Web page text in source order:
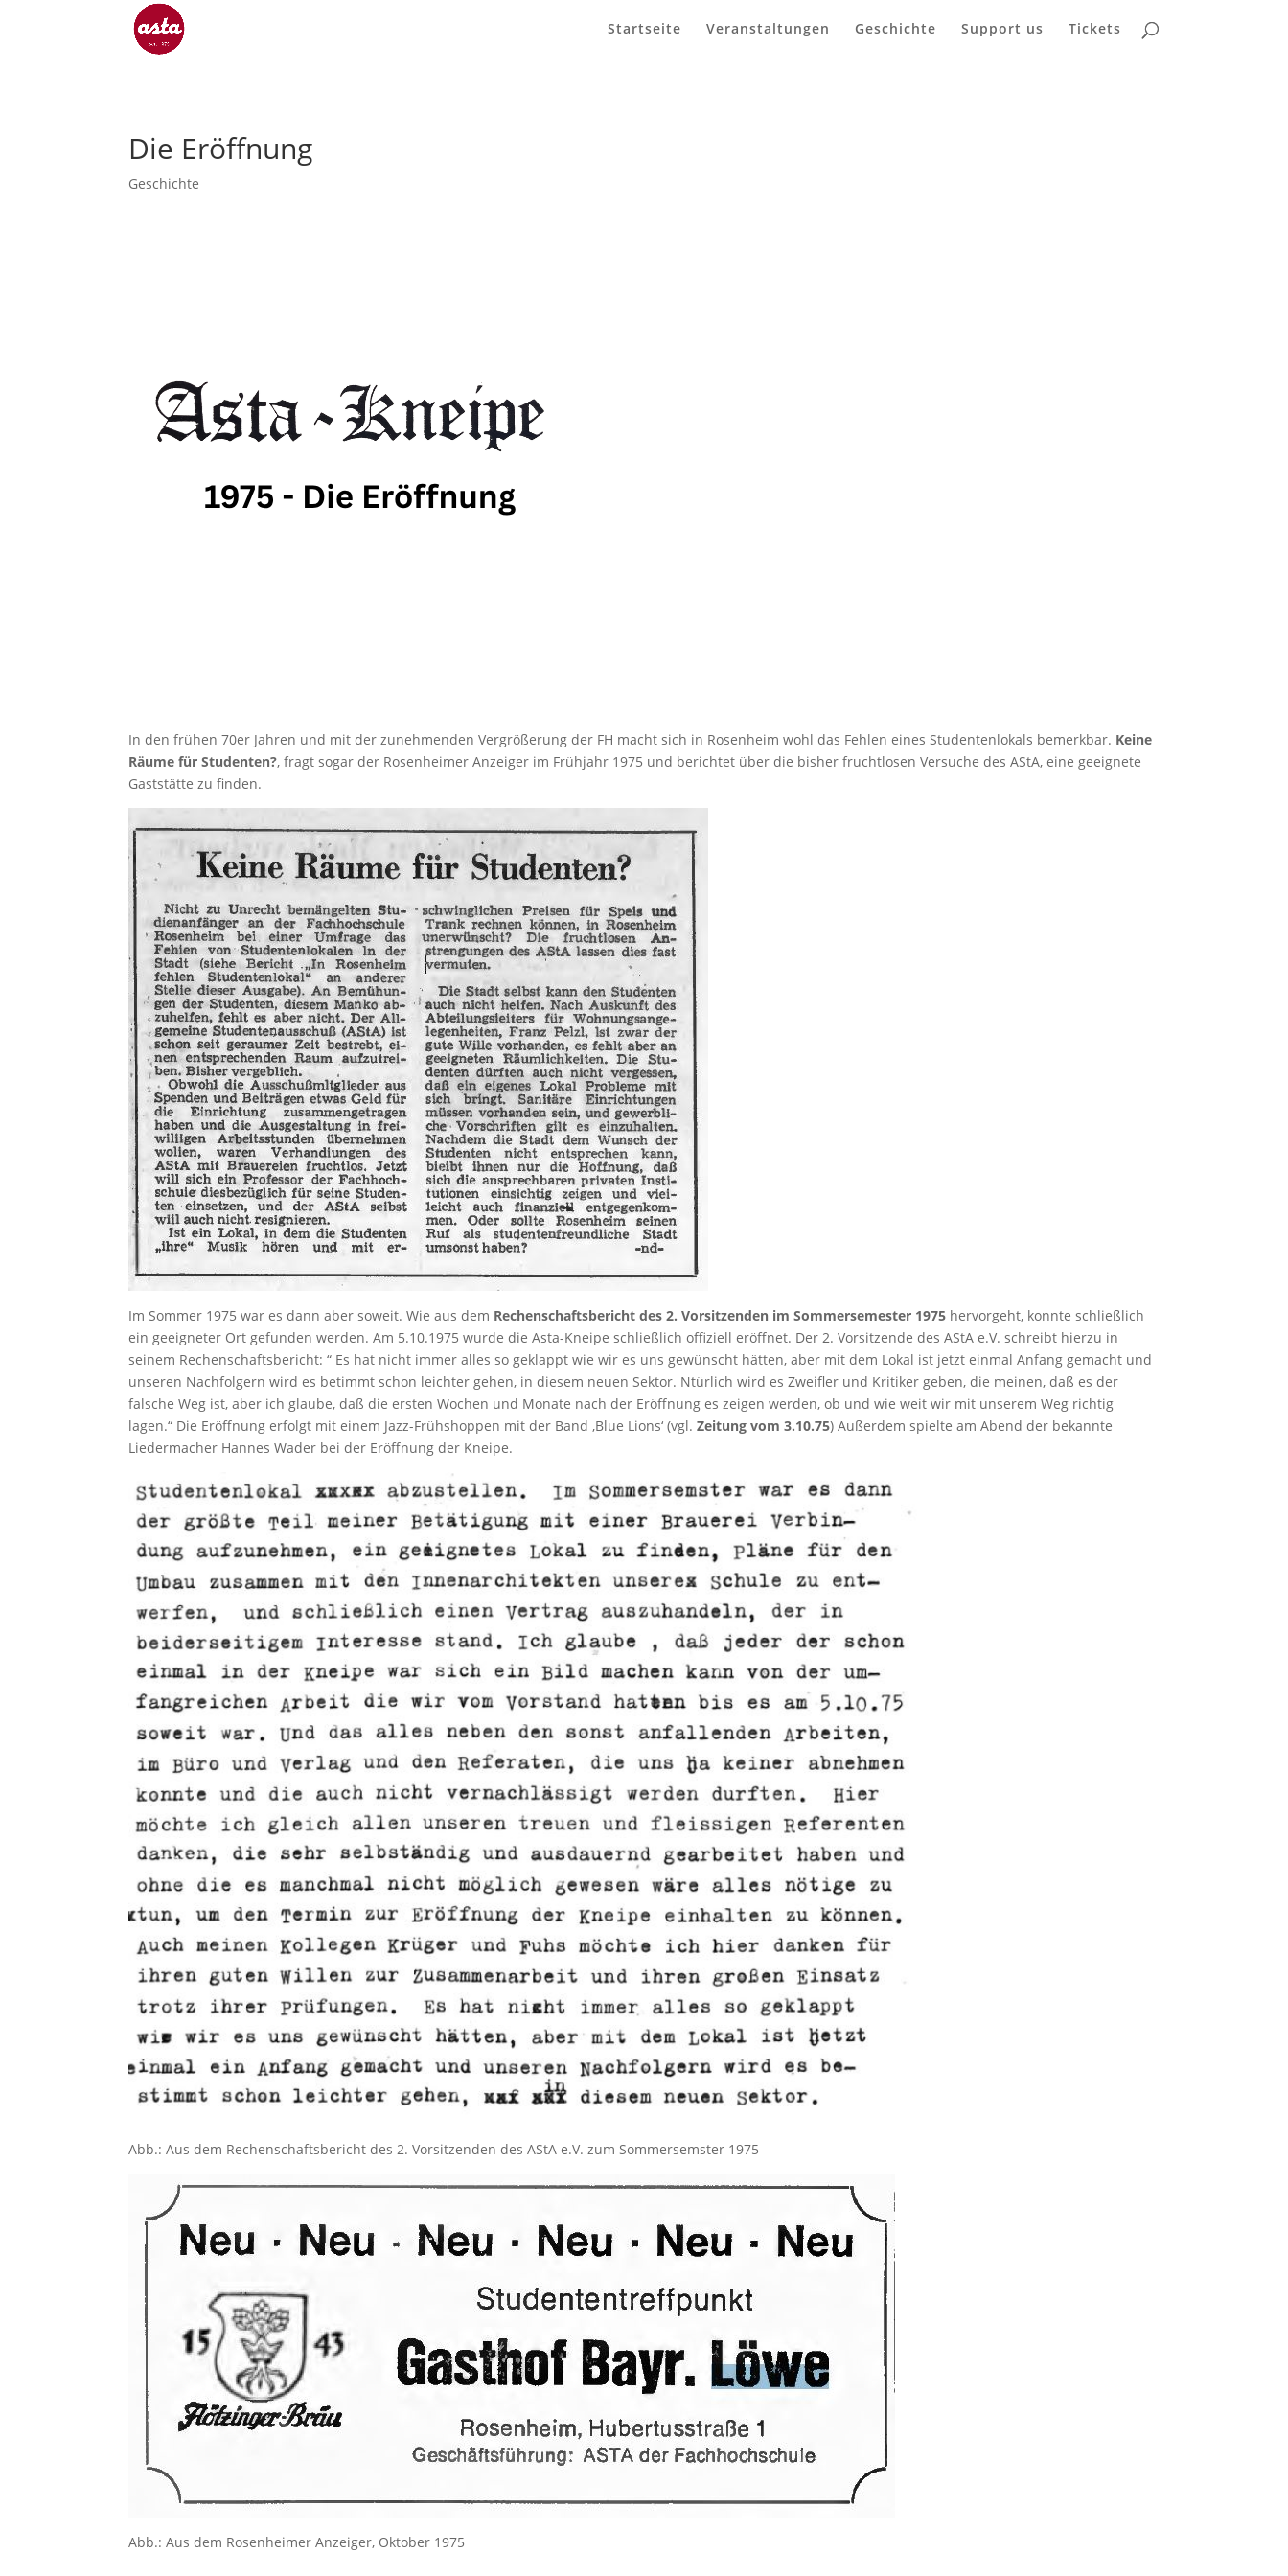
Startseite Veranstaltungen Geschichte Support us Tickets
Die Eröffnung
Geschichte
In den frühen 70er Jahren und mit der zunehmenden Vergrößerung der FH macht sich in Rosenheim wohl das Fehlen eines Studentenlokals bemerkbar. Keine
Räume für Studenten?, fragt sogar der Rosenheimer Anzeiger im Frühjahr 1975 und berichtet über die bisher fruchtlosen Versuche des AStA, eine geeignete
Gaststätte zu finden.
Im Sommer 1975 war es dann aber soweit. Wie aus dem Rechenschaftsbericht des 2. Vorsitzenden im Sommersemester 1975 hervorgeht, konnte schließlich
ein geeigneter Ort gefunden werden. Am 5.10.1975 wurde die Asta-Kneipe schließlich offiziell eröffnet. Der 2. Vorsitzende des AStA e.V. schreibt hierzu in
seinem Rechenschaftsbericht: “ Es hat nicht immer alles so geklappt wie wir es uns gewünscht hätten, aber mit dem Lokal ist jetzt einmal Anfang gemacht und
unseren Nachfolgern wird es betimmt schon leichter gehen, in diesem neuen Sektor. Ntürlich wird es Zweifler und Kritiker geben, die meinen, daß es der
falsche Weg ist, aber ich glaube, daß die ersten Wochen und Monate nach der Eröffnung es zeigen werden, ob und wie weit wir mit unserem Weg richtig
lagen.“ Die Eröffnung erfolgt mit einem Jazz-Frühshoppen mit der Band ‚Blue Lions‘ (vgl.Zeitung vom 3.10.75) Außerdem spielte am Abend der bekannte
Liedermacher Hannes Wader bei der Eröffnung der Kneipe.
Abb.: Aus dem Rechenschaftsbericht des 2. Vorsitzenden des AStA e.V. zum Sommersemster 1975
Abb.: Aus dem Rosenheimer Anzeiger, Oktober 1975